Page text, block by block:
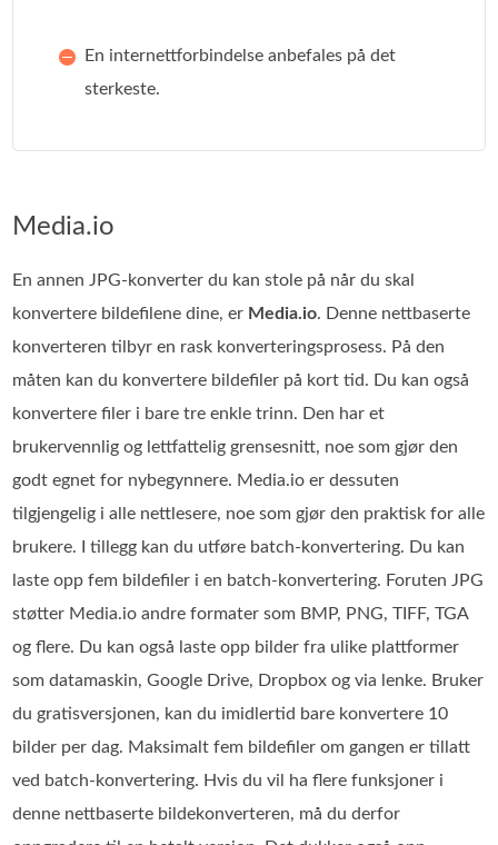
En internettforbindelse anbefales på det
sterkeste.
Media.io
En annen JPG‑konverter du kan stole på når du skal
konvertere bildefilene dine, er Media.io. Denne nettbaserte
konverteren tilbyr en rask konverteringsprosess. På den
måten kan du konvertere bildefiler på kort tid. Du kan også
konvertere filer i bare tre enkle trinn. Den har et
brukervennlig og lettfattelig grensesnitt, noe som gjør den
godt egnet for nybegynnere. Media.io er dessuten
tilgjengelig i alle nettlesere, noe som gjør den praktisk for alle
brukere. I tillegg kan du utføre batch‑konvertering. Du kan
laste opp fem bildefiler i en batch‑konvertering. Foruten JPG
støtter Media.io andre formater som BMP, PNG, TIFF, TGA
og flere. Du kan også laste opp bilder fra ulike plattformer
som datamaskin, Google Drive, Dropbox og via lenke. Bruker
du gratisversjonen, kan du imidlertid bare konvertere 10
bilder per dag. Maksimalt fem bildefiler om gangen er tillatt
ved batch‑konvertering. Hvis du vil ha flere funksjoner i
denne nettbaserte bildekonverteren, må du derfor